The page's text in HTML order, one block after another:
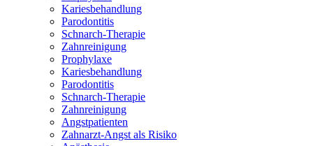
Kariesbehandlung
Parodontitis
Schnarch-Therapie
Zahnreinigung
Prophylaxe
Kariesbehandlung
Parodontitis
Schnarch-Therapie
Zahnreinigung
Angstpatienten
Zahnarzt-Angst als Risiko